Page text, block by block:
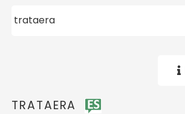
TRATAERA